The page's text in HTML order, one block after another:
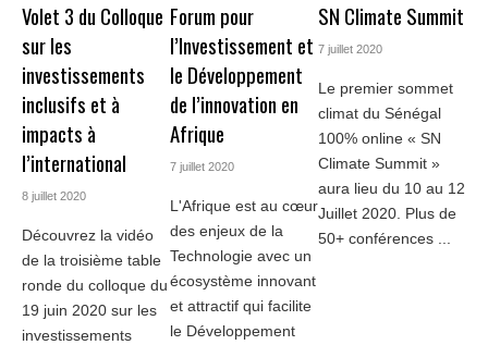
Volet 3 du Colloque
sur les
investissements
inclusifs et à
impacts à
l’international
8 juillet 2020
Découvrez la vidéo
de la troisième table
ronde du colloque du
19 juin 2020 sur les
investissements
Forum pour
l’Investissement et
le Développement
de l’innovation en
Afrique
7 juillet 2020
L'Afrique est au cœur
des enjeux de la
Technologie avec un
écosystème innovant
et attractif qui facilite
le Développement
SN Climate Summit
7 juillet 2020
Le premier sommet
climat du Sénégal
100% online « SN
Climate Summit »
aura lieu du 10 au 12
Juillet 2020. Plus de
50+ conférences ...